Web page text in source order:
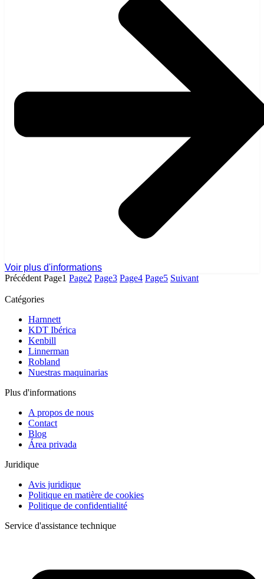
Voir plus d'informations
Précédent Page1 Page2 Page3 Page4 Page5 Suivant
Catégories
Harnnett
KDT Ibérica
Kenbill
Linnerman
Robland
Nuestras maquinarias
Plus d'informations
A propos de nous
Contact
Blog
Área privada
Juridique
Avis juridique
Politique en matière de cookies
Politique de confidentialité
Service d'assistance technique